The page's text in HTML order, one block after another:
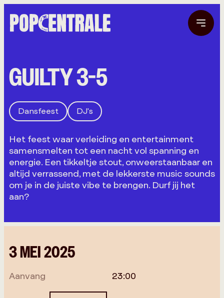
GUILTY 3-5
Dansfeest DJ's
Het feest waar verleiding en entertainment
samensmelten tot een nacht vol spanning en
energie. Een tikkeltje stout, onweerstaanbaar en
altijd verrassend, met de lekkerste music sounds
om je in de juiste vibe te brengen. Durf jij het
aan?
3 MEI 2025
Aanvang 23:00